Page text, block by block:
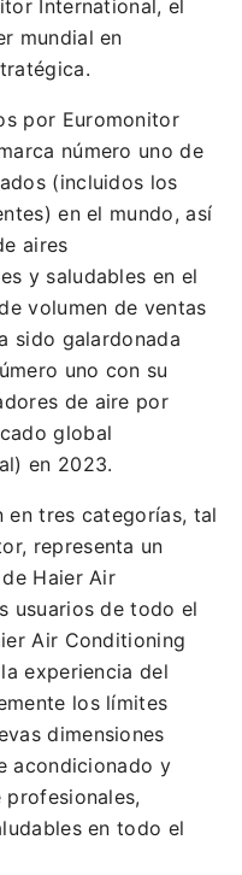
International, el
mundial en
por Euromonitor
número uno de
(incluidos los
en el mundo, así
aires
y saludables en el
volumen de ventas
sido galardonada
uno con su
de aire por
global
en 2023.
en tres categorías, tal
representa un
Haier Air
usuarios de todo el
Air Conditioning
experiencia del
los límites
dimensiones
acondicionado y
en todo el